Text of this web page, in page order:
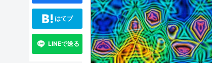
はてブ
LINEで送る